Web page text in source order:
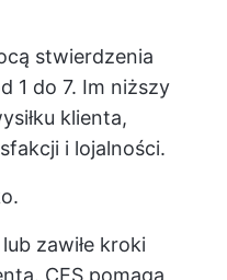
stwierdzenia
1 do 7. Im niższy
klienta,
i lojalności.
zawiłe kroki
CES pomaga